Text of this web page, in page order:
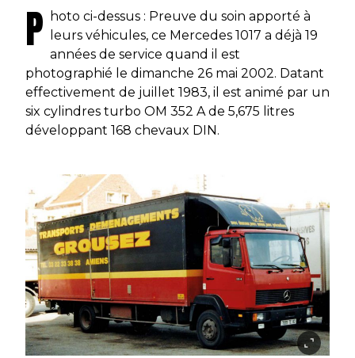
P
hoto ci-dessus : Preuve du soin apporté à
leurs véhicules, ce Mercedes 1017 a déjà 19
années de service quand il est
photographié le dimanche 26 mai 2002. Datant
effectivement de juillet 1983, il est animé par un
six cylindres turbo OM 352 A de 5,675 litres
développant 168 chevaux DIN.